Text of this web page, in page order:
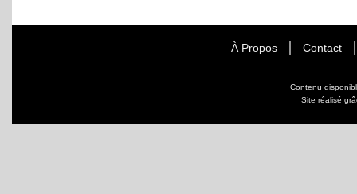
À Propos Contact
Contenu
Site réalisé